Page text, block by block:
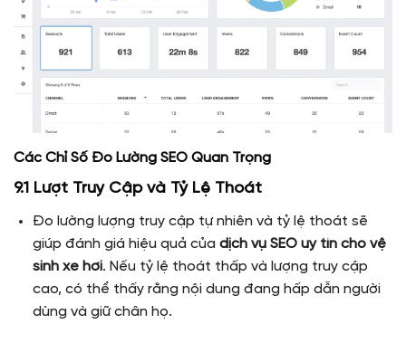
Các Chỉ Số Đo Lường SEO Quan Trọng
9.1 Lượt Truy Cập và Tỷ Lệ Thoát
Đo lường lượng truy cập tự nhiên và tỷ lệ thoát sẽ
giúp đánh giá hiệu quả của dịch vụ SEO uy tín cho vệ
sinh xe hơi. Nếu tỷ lệ thoát thấp và lượng truy cập
cao, có thể thấy rằng nội dung đang hấp dẫn người
dùng và giữ chân họ.